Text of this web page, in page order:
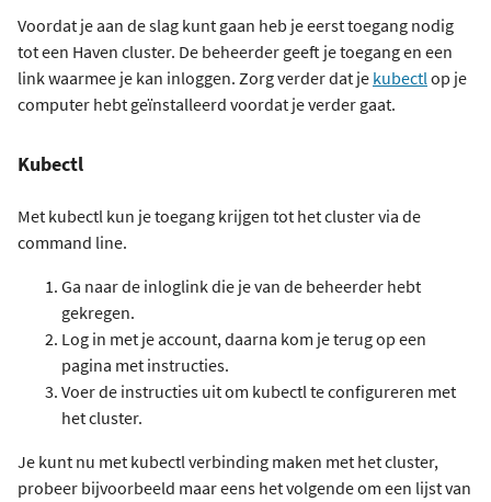
Voordat je aan de slag kunt gaan heb je eerst toegang nodig
tot een Haven cluster. De beheerder geeft je toegang en een
link waarmee je kan inloggen. Zorg verder dat je kubectlop je
computer hebt geïnstalleerd voordat je verder gaat.
Kubectl
Met kubectl kun je toegang krijgen tot het cluster via de
command line.
Ga naar de inloglink die je van de beheerder hebt
gekregen.
Log in met je account, daarna kom je terug op een
pagina met instructies.
Voer de instructies uit om kubectl te configureren met
het cluster.
Je kunt nu met kubectl verbinding maken met het cluster,
probeer bijvoorbeeld maar eens het volgende om een lijst van